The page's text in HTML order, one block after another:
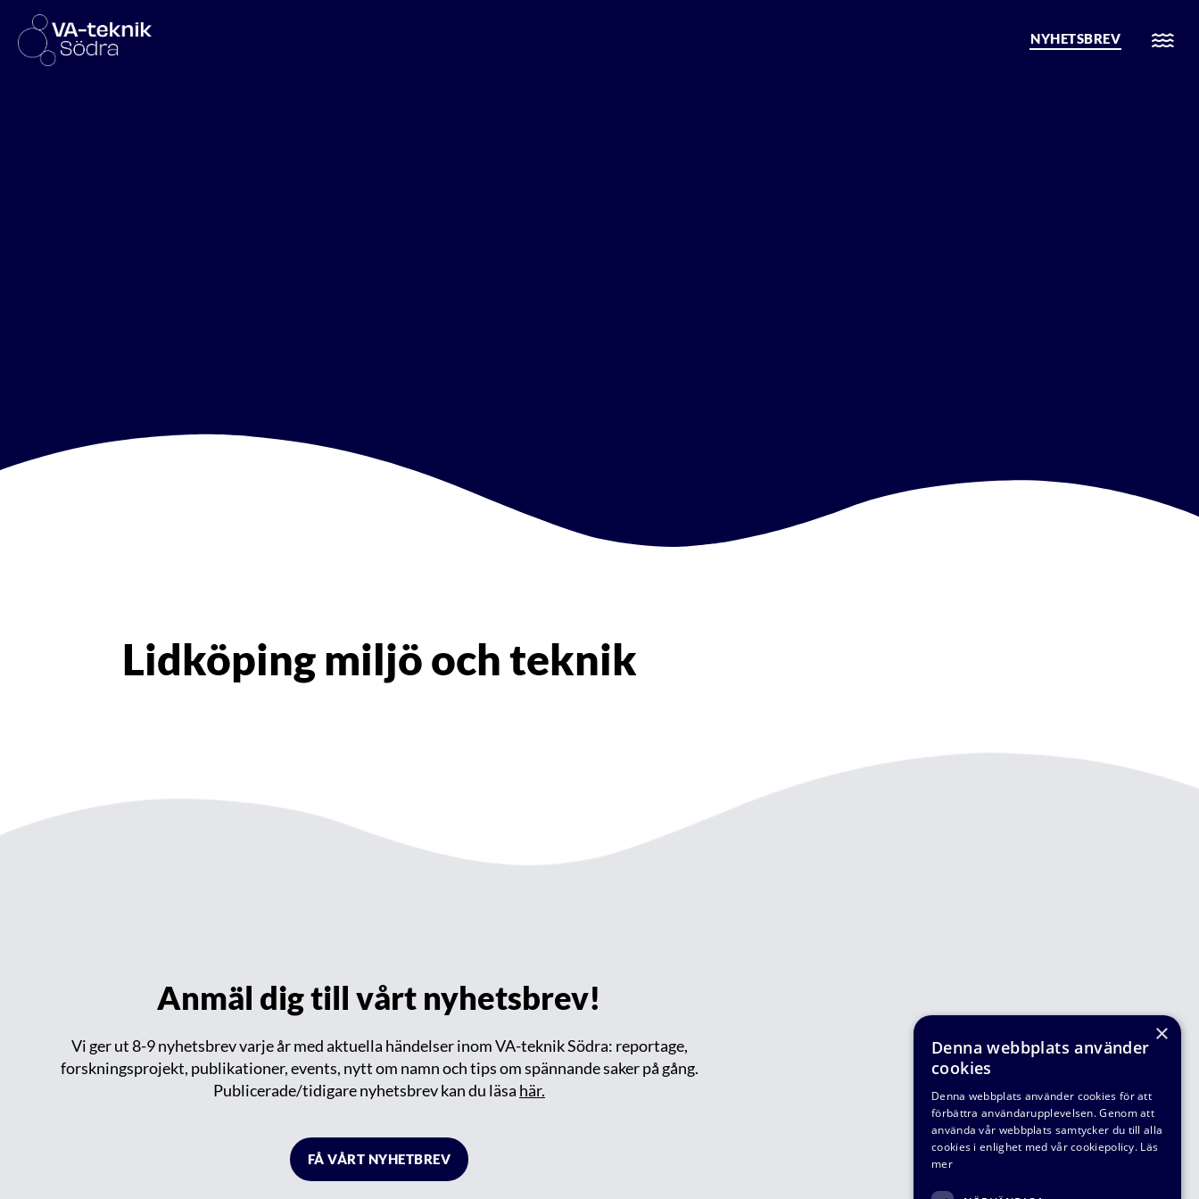
NYHETSBREV
Lidköping miljö och teknik
Anmäl dig till vårt nyhetsbrev!
Vi ger ut 8-9 nyhetsbrev varje år med aktuella händelser inom VA-teknik Södra: reportage,
forskningsprojekt, publikationer, events, nytt om namn och tips om spännande saker på gång.
Publicerade/tidigare nyhetsbrev kan du läsa här.
FÅ VÅRT NYHETBREV
×
Denna webbplats använder
cookies
Denna webbplats använder cookies för att
förbättra användarupplevelsen. Genom att
använda vår webbplats samtycker du till alla
cookies i enlighet med vår cookiepolicy. Läs
mer